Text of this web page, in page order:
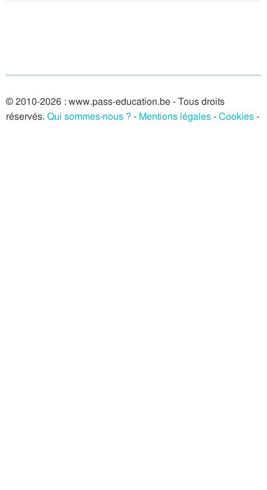
© 2010-2026 : www.pass-education.be - Tous droits
réservés. Qui sommes-nous ? - Mentions légales-Cookies-